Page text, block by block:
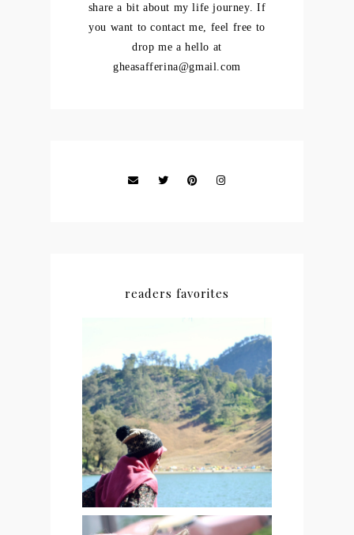
share a bit about my life journey. If
you want to contact me, feel free to
drop me a hello at
gheasafferina@gmail.com
readers favorites
#NEWCHAPTER 01 : THE
BEGINING OF
EVERYTHINGS